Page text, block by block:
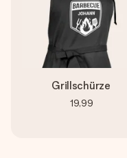
Grillschürze
19,99